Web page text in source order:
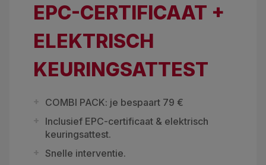
EPC-CERTIFICAAT +
ELEKTRISCH
KEURINGSATTEST
COMBI PACK: je bespaart 79 €
Inclusief EPC-certificaat & elektrisch
keuringsattest.
Snelle interventie.